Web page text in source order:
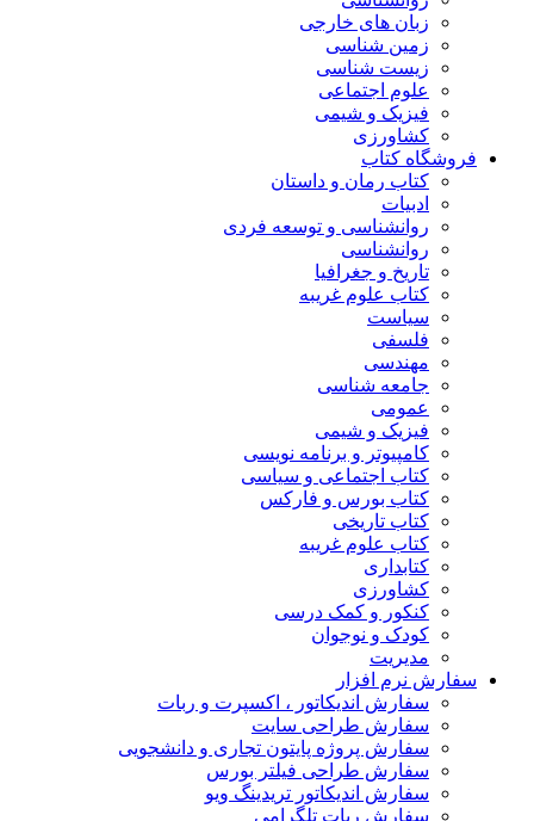
زبان های خارجی
زمین شناسی
زیست شناسی
علوم اجتماعی
فیزیک و شیمی
کشاورزی
فروشگاه کتاب
کتاب رمان و داستان
ادبیات
روانشناسی و توسعه فردی
روانشناسی
تاریخ و جغرافیا
کتاب علوم غریبه
سیاست
فلسفی
مهندسی
جامعه شناسی
عمومی
فیزیک و شیمی
کامپیوتر و برنامه نویسی
کتاب اجتماعی و سیاسی
کتاب بورس و فارکس
کتاب تاریخی
کتاب علوم غریبه
کتابداری
کشاورزی
کنکور و کمک‌ درسی
کودک و نوجوان
مدیریت
سفارش نرم افزار
سفارش اندیکاتور ، اکسپرت و ربات
سفارش طراحی سایت
سفارش پروژه پایتون تجاری و دانشجویی
سفارش طراحی فیلتر بورس
سفارش اندیکاتور تریدینگ ویو
سفارش ربات تلگرامی